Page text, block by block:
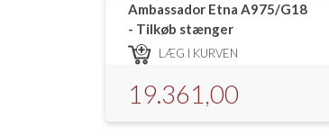
Ambassador Etna A975/G18
- Tilkøb stænger
LÆG I KURVEN
19.361,00